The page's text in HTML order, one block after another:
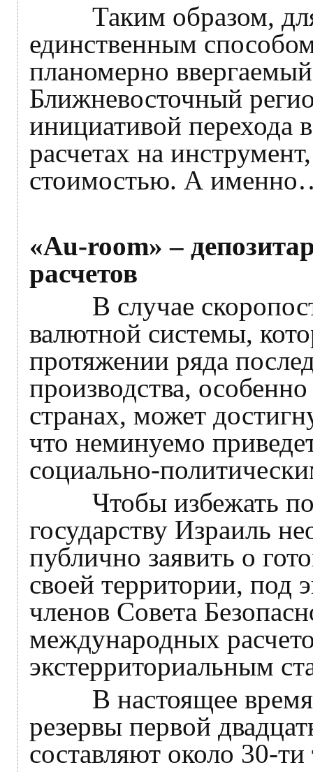
Таким образом, для
единственным
планомерно
Ближневосточный
инициативой перехода
расчетах на
стоимостью. А
«Au-room» –
расчетов
В случае
валютной системы,
протяжении ряда
производства,
странах, может
что неминуемо
социально-
Чтобы избежать
государству Израиль
публично заявить о
своей территории, под
членов Совета
международных
экстерриториальным
В настоящее время,
резервы первой
составляют около 30-